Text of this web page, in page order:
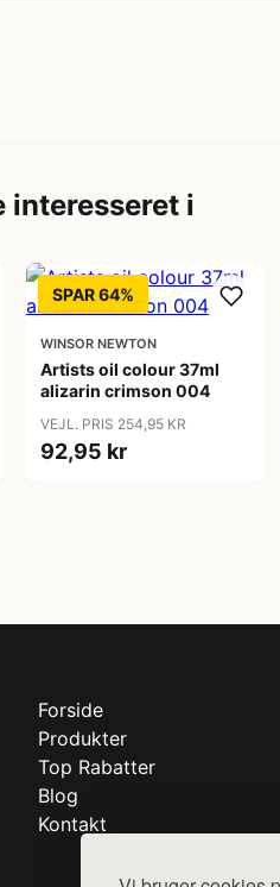
interesseret i
SPAR 64%
WINSOR NEWTON
Artists oil colour 37ml
alizarin crimson 004
VEJL. PRIS 254,95 KR
92,95 kr
Forside
Produkter
Top Rabatter
Blog
Kontakt